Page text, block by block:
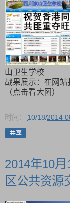
山卫生学校
战果展示：在网站
（点击看大图）
时间： 10/18/2014
共享
2014年10
区公共资源